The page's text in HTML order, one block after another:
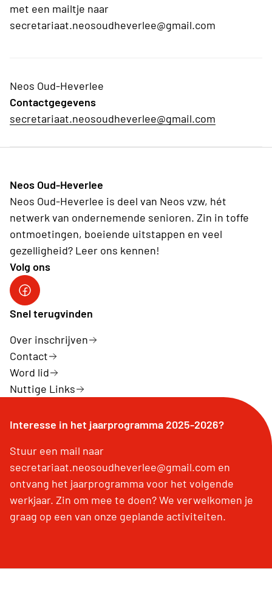
met een mailtje naar
secretariaat.neosoudheverlee@gmail.com
Neos Oud-Heverlee
Contactgegevens
secretariaat.neosoudheverlee@gmail.com
Neos Oud-Heverlee
Neos Oud-Heverlee is deel van Neos vzw, hét
netwerk van ondernemende senioren. Zin in toffe
ontmoetingen, boeiende uitstappen en veel
gezelligheid? Leer ons kennen!
Volg ons
Facebook
Snel terugvinden
Over inschrijven
Contact
Word lid
Nuttige Links
Interesse in het jaarprogramma 2025-2026?
Stuur een mail naar
secretariaat.neosoudheverlee@gmail.com en
ontvang het jaarprogramma voor het volgende
werkjaar. Zin om mee te doen? We verwelkomen je
graag op een van onze geplande activiteiten.